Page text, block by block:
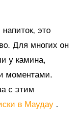
это
Для многих он
у камина,
моментами.
с этим
в Маудау .